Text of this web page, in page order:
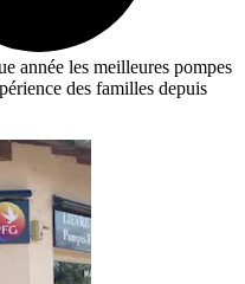
année les meilleures pompes
des familles depuis